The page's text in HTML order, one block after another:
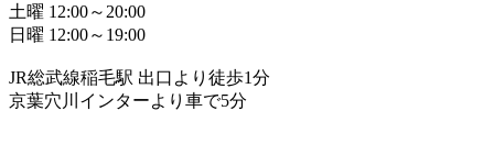
土曜 12:00～20:00
日曜 12:00～19:00
JR総武線稲毛駅 出口より徒歩1分
京葉穴川インターより車で5分